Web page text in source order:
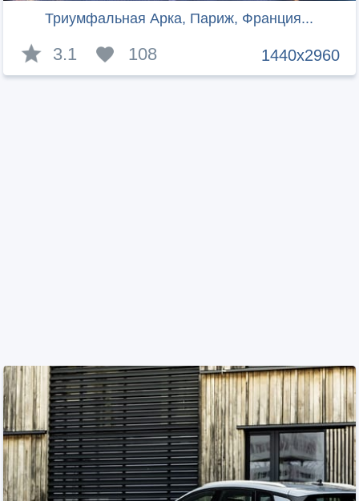
Триумфальная Арка, Париж, Франция...
1440x2960
3.1 108